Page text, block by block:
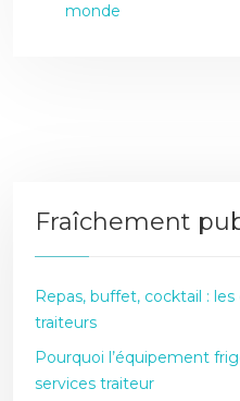
monde
Fraîchement
Repas, buffet, cocktail :
traiteurs
Pourquoi l’équipement
services traiteur